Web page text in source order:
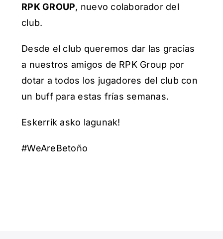
COLABORADOR
RPK GROUP, nuevo colaborador del
club.
Desde el club queremos dar las gracias
a nuestros amigos de RPK Group por
dotar a todos los jugadores del club con
un buff para estas frías semanas.
Eskerrik asko lagunak!
#WeAreBetoño